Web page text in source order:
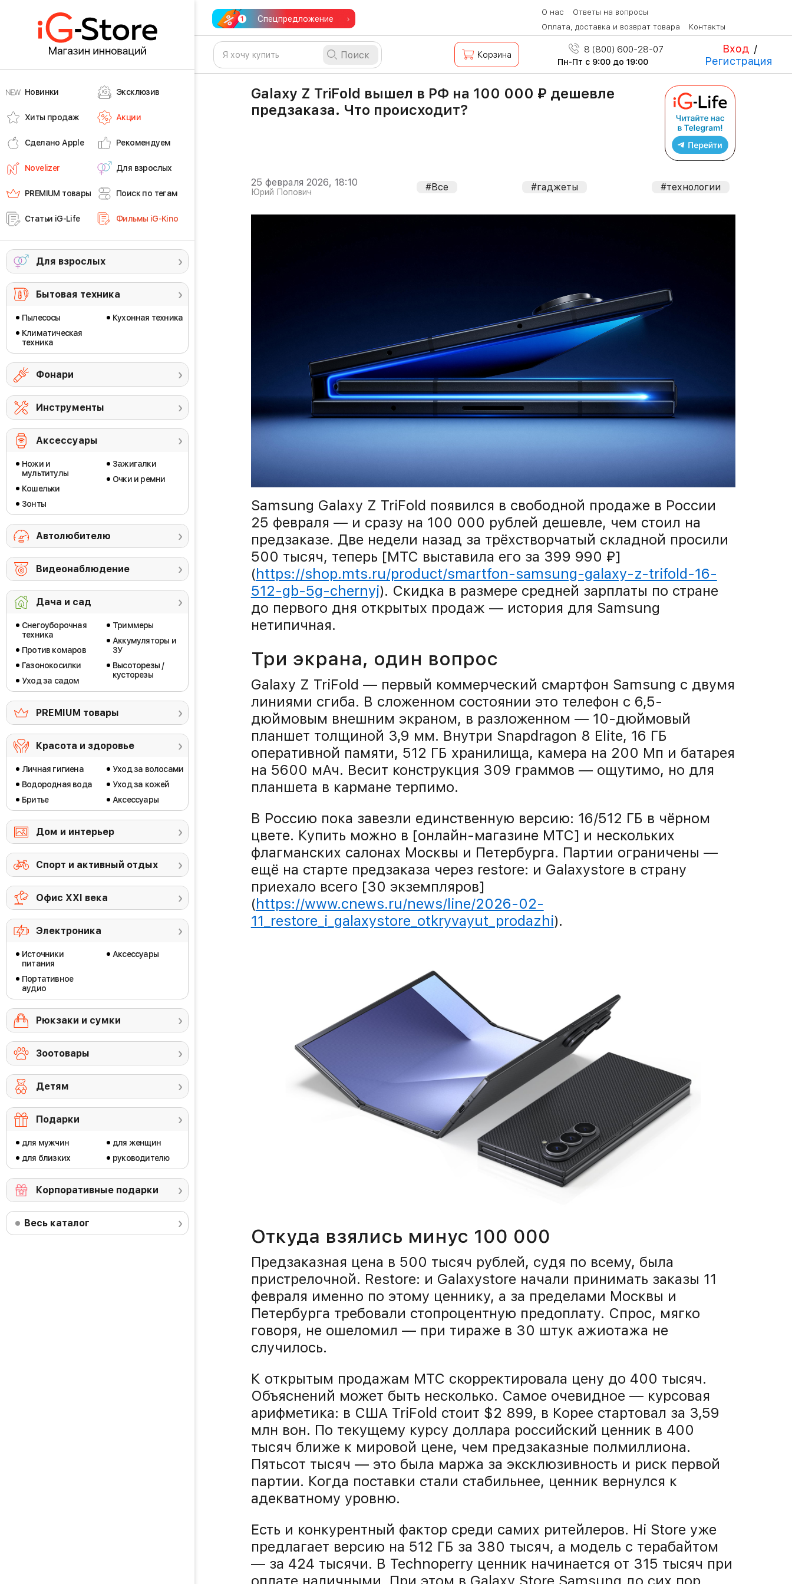
Новинки Эксклюзив
Хиты продаж Акции
Сделано Apple Рекомендуем
Novelizer Для взрослых
PREMIUM товары Поиск по тегам
Статьи iG-Life Фильмы iG-Kino
Для взрослых
Бытовая техника
Пылесосы
Климатическая
техника
Кухонная техника
Фонари
Инструменты
Аксессуары
Ножи и
мультитулы
Кошельки
Зонты
Зажигалки
Очки и ремни
Автолюбителю
Видеонаблюдение
Дача и сад
Снегоуборочная
техника
Против комаров
Газонокосилки
Уход за садом
Триммеры
Аккумуляторы и
ЗУ
Высоторезы /
кусторезы
PREMIUM товары
Красота и здоровье
Личная гигиена
Водородная вода
Бритье
Уход за волосами
Уход за кожей
Аксессуары
Дом и интерьер
Спорт и активный отдых
Офис ХХI века
Электроника
Источники
питания
Портативное
аудио
Аксессуары
Рюкзаки и сумки
Зоотовары
Детям
Подарки
для мужчин
для близких
для женщин
руководителю
Корпоративные подарки
Весь каталог
Спецпредложение
О нас
Ответы на вопросы
Оплата, доставка и возврат товара
Контакты
Поиск Корзина 8 (800) 600-28-07
Пн-Пт с 9:00 до 19:00
Вход /
Регистрация
Galaxy Z TriFold вышел в РФ на 100 000 ₽ дешевле
предзаказа. Что происходит?
25 февраля 2026, 18:10
Юрий Попович #Все #гаджеты #технологии
Samsung Galaxy Z TriFold появился в свободной продаже в России
25 февраля — и сразу на 100 000 рублей дешевле, чем стоил на
предзаказе. Две недели назад за трёхстворчатый складной просили
500 тысяч, теперь [МТС выставила его за 399 990 ₽]
(https://shop.mts.ru/product/smartfon-samsung-galaxy-z-trifold-16-
512-gb-5g-chernyj). Скидка в размере средней зарплаты по стране
до первого дня открытых продаж — история для Samsung
нетипичная.
Три экрана, один вопрос
Galaxy Z TriFold — первый коммерческий смартфон Samsung с двумя
линиями сгиба. В сложенном состоянии это телефон с 6,5-
дюймовым внешним экраном, в разложенном — 10-дюймовый
планшет толщиной 3,9 мм. Внутри Snapdragon 8 Elite, 16 ГБ
оперативной памяти, 512 ГБ хранилища, камера на 200 Мп и батарея
на 5600 мАч. Весит конструкция 309 граммов — ощутимо, но для
планшета в кармане терпимо.
В Россию пока завезли единственную версию: 16/512 ГБ в чёрном
цвете. Купить можно в [онлайн-магазине МТС] и нескольких
флагманских салонах Москвы и Петербурга. Партии ограничены —
ещё на старте предзаказа через restore: и Galaxystore в страну
приехало всего [30 экземпляров]
(https://www.cnews.ru/news/line/2026-02-
11_restore_i_galaxystore_otkryvayut_prodazhi).
Откуда взялись минус 100 000
Предзаказная цена в 500 тысяч рублей, судя по всему, была
пристрелочной. Restore: и Galaxystore начали принимать заказы 11
февраля именно по этому ценнику, а за пределами Москвы и
Петербурга требовали стопроцентную предоплату. Спрос, мягко
говоря, не ошеломил — при тираже в 30 штук ажиотажа не
случилось.
К открытым продажам МТС скорректировала цену до 400 тысяч.
Объяснений может быть несколько. Самое очевидное — курсовая
арифметика: в США TriFold стоит $2 899, в Корее стартовал за 3,59
млн вон. По текущему курсу доллара российский ценник в 400
тысяч ближе к мировой цене, чем предзаказные полмиллиона.
Пятьсот тысяч — это была маржа за эксклюзивность и риск первой
партии. Когда поставки стали стабильнее, ценник вернулся к
адекватному уровню.
Есть и конкурентный фактор среди самих ритейлеров. Hi Store уже
предлагает версию на 512 ГБ за 380 тысяч, а модель с терабайтом
— за 424 тысячи. В Technoperry ценник начинается от 315 тысяч при